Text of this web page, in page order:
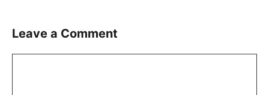
Leave a Comment